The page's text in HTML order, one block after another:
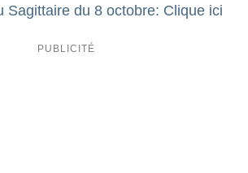
Sagittaire du 8 octobre: Clique ici